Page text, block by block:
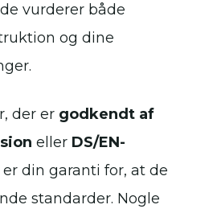
vurderer både
og dine
der er godkendt af
eller DS/EN-
er din garanti for, at de
standarder. Nogle